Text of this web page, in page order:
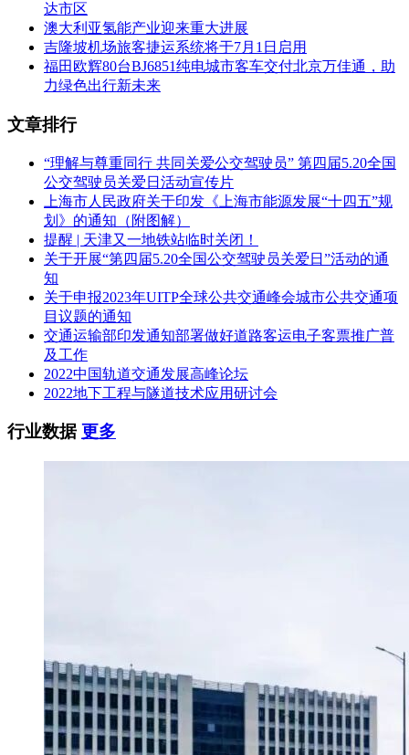
达市区
澳大利亚氢能产业迎来重大进展
吉隆坡机场旅客捷运系统将于7月1日启用
福田欧辉80台BJ6851纯电城市客车交付北京万佳通，助
力绿色出行新未来
文章排行
“理解与尊重同行 共同关爱公交驾驶员” 第四届5.20全国
公交驾驶员关爱日活动宣传片
上海市人民政府关于印发《上海市能源发展“十四五”规
划》的通知（附图解）
提醒 | 天津又一地铁站临时关闭！
关于开展“第四届5.20全国公交驾驶员关爱日”活动的通
知
关于申报2023年UITP全球公共交通峰会城市公共交通项
目议题的通知
交通运输部印发通知部署做好道路客运电子客票推广普
及工作
2022中国轨道交通发展高峰论坛
2022地下工程与隧道技术应用研讨会
行业数据更多